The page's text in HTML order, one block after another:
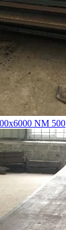
NM 500